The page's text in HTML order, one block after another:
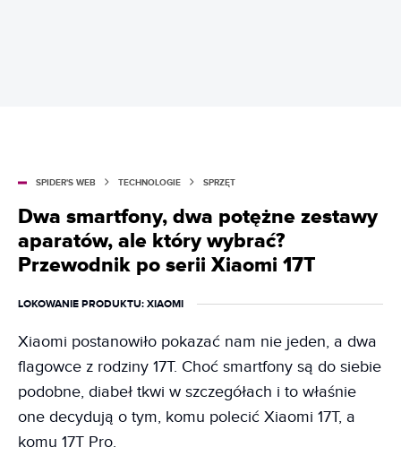
SPIDER'S WEB TECHNOLOGIE SPRZĘT
Dwa smartfony, dwa potężne zestawy
aparatów, ale który wybrać?
Przewodnik po serii Xiaomi 17T
LOKOWANIE PRODUKTU: XIAOMI
Xiaomi postanowiło pokazać nam nie jeden, a dwa
flagowce z rodziny 17T. Choć smartfony są do siebie
podobne, diabeł tkwi w szczegółach i to właśnie
one decydują o tym, komu polecić Xiaomi 17T, a
komu 17T Pro.